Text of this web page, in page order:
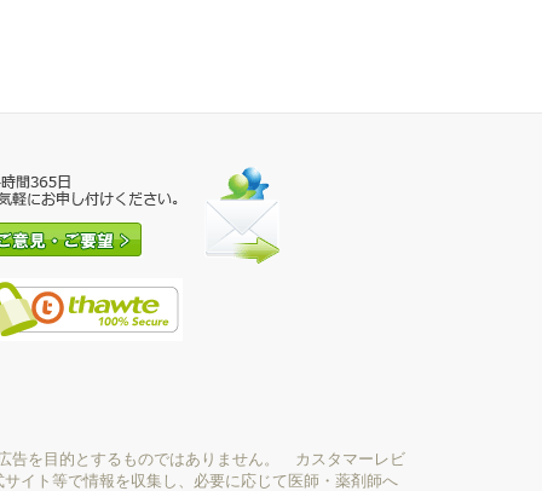
告を目的とするものではありません。 カスタマーレビ
イト等で情報を収集し、必要に応じて医師・薬剤師へ